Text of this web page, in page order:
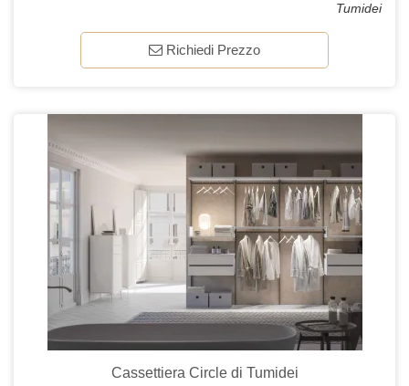
Tumidei
Richiedi Prezzo
Cassettiera Circle di Tumidei